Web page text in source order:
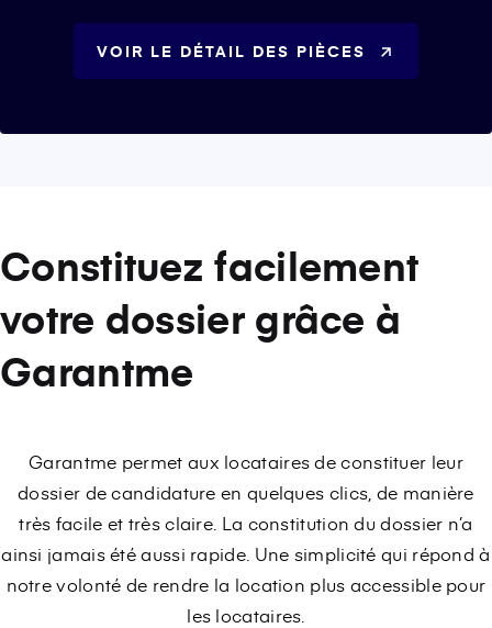
VOIR LE DÉTAIL DES PIÈCES
Constituez facilement
votre dossier grâce à
Garantme
Garantme permet aux locataires de constituer leur
dossier de candidature en quelques clics, de manière
très facile et très claire. La constitution du dossier n’a
ainsi jamais été aussi rapide. Une simplicité qui répond à
notre volonté de rendre la location plus accessible pour
les locataires.